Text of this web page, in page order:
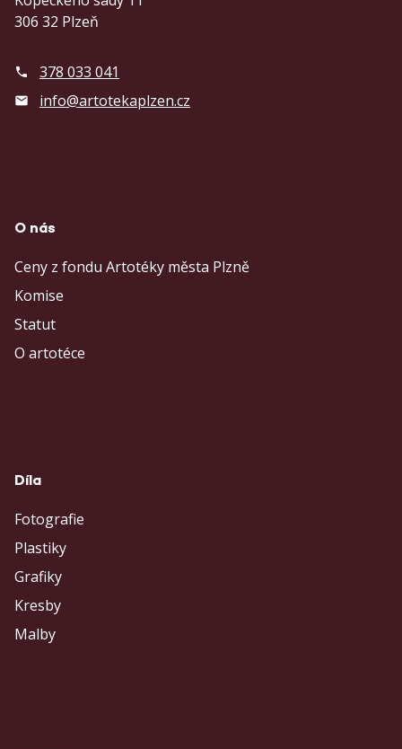
306 32 Plzeň
378 033 041
info@artotekaplzen.cz
O nás
Ceny z fondu Artotéky města Plzně
Komise
Statut
O artotéce
Díla
Fotografie
Plastiky
Grafiky
Kresby
Malby